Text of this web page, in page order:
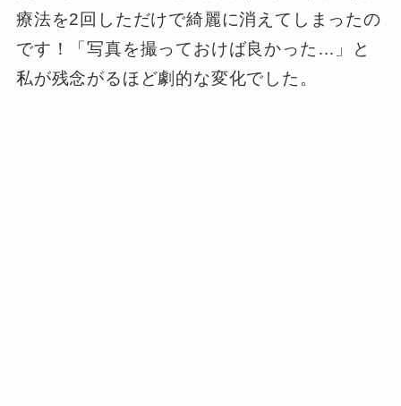
療法を2回しただけで綺麗に消えてしまったの
です！「写真を撮っておけば良かった…」と
私が残念がるほど劇的な変化でした。